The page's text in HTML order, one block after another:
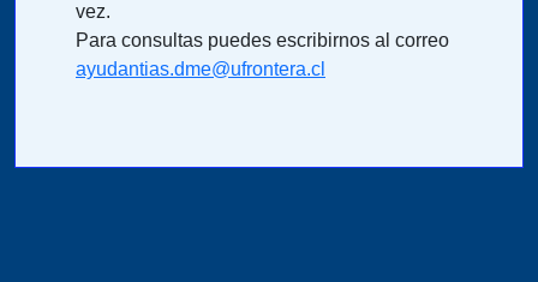
vez.
Para consultas puedes escribirnos al correo
ayudantias.dme@ufrontera.cl